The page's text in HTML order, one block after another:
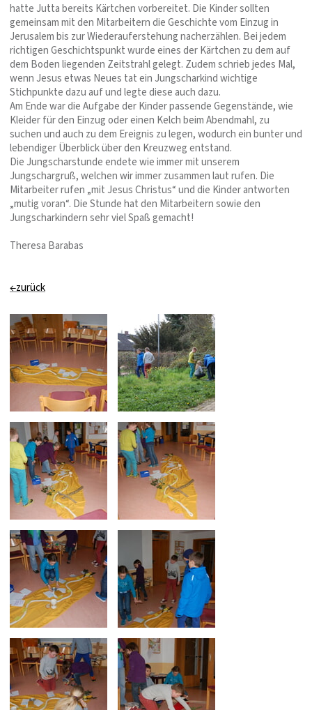
hatte Jutta bereits Kärtchen vorbereitet. Die Kinder sollten
gemeinsam mit den Mitarbeitern die Geschichte vom Einzug in
Jerusalem bis zur Wiederauferstehung nacherzählen. Bei jedem
richtigen Geschichtspunkt wurde eines der Kärtchen zu dem auf
dem Boden liegenden Zeitstrahl gelegt. Zudem schrieb jedes Mal,
wenn Jesus etwas Neues tat ein Jungscharkind wichtige
Stichpunkte dazu auf und legte diese auch dazu.
Am Ende war die Aufgabe der Kinder passende Gegenstände, wie
Kleider für den Einzug oder einen Kelch beim Abendmahl, zu
suchen und auch zu dem Ereignis zu legen, wodurch ein bunter und
lebendiger Überblick über den Kreuzweg entstand.
Die Jungscharstunde endete wie immer mit unserem
Jungschargruß, welchen wir immer zusammen laut rufen. Die
Mitarbeiter rufen „mit Jesus Christus“ und die Kinder antworten
„mutig voran“. Die Stunde hat den Mitarbeitern sowie den
Jungscharkindern sehr viel Spaß gemacht!
Theresa Barabas
←zurück